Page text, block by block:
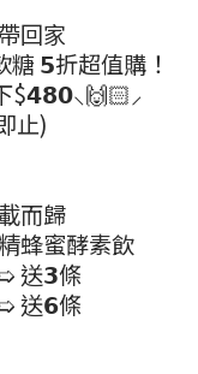
回家
𝟱折超值購！
$𝟰𝟴𝟬⸜🙌🏻⸝‍
止)
而歸
蜂蜜酵素飲
送𝟯條
送𝟲條